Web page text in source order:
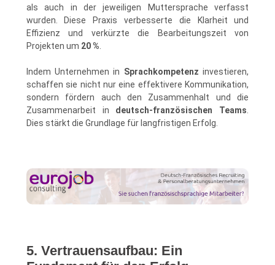
als auch in der jeweiligen Muttersprache verfasst
wurden. Diese Praxis verbesserte die Klarheit und
Effizienz und verkürzte die Bearbeitungszeit von
Projekten um 20 %
Indem Unternehmen in Sprachkompetenz investieren,
schaffen sie nicht nur eine effektivere Kommunikation,
sondern fördern auch den Zusammenhalt und die
Zusammenarbeit in deutsch-französischen Teams
Dies stärkt die Grundlage für langfristigen Erfolg.
5. Vertrauensaufbau: Ein